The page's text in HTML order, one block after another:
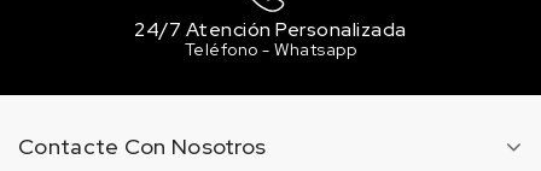
24/7 Atención Personalizada
Teléfono - Whatsapp
Contacte Con Nosotros